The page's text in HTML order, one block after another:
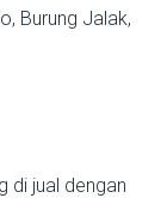
Burung Jalak,
di jual dengan